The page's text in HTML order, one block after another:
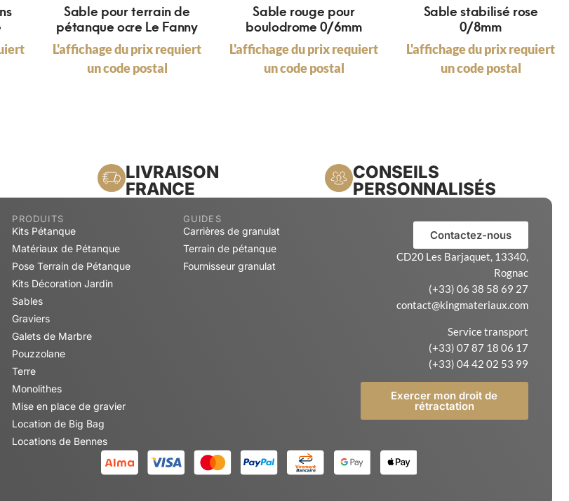
Sable pour terrain de
pétanque ocre Le Fanny
L'affichage du prix requiert
un code postal
Sable rouge pour
boulodrome 0/6mm
L'affichage du prix requiert
un code postal
Sable stabilisé rose
0/8mm
L'affichage du prix requiert
un code postal
LIVRAISON
FRANCE
CONSEILS
PERSONNALISÉS
PRODUITS
Kits Pétanque
Matériaux de Pétanque
Pose Terrain de Pétanque
Kits Décoration Jardin
Sables
Graviers
Galets de Marbre
Pouzzolane
Terre
Monolithes
Mise en place de gravier
Location de Big Bag
Locations de Bennes
GUIDES
Carrières de granulat
Terrain de pétanque
Fournisseur granulat
Contactez-nous
CD20 Les Barjaquet, 13340,
Rognac
(+33) 06 38 58 69 27
contact@kingmateriaux.com
Service transport
(+33) 07 87 18 06 17
(+33) 04 42 02 53 99
Exercer mon droit de
rétractation